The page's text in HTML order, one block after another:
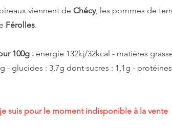
viennent de Chécy, les pommes de
Férolles.
100g :énergie 132kj/32kcal - matières
- glucides : 3,7g dont sucres : 1,1g -
suis pour le moment indisponible à la vente